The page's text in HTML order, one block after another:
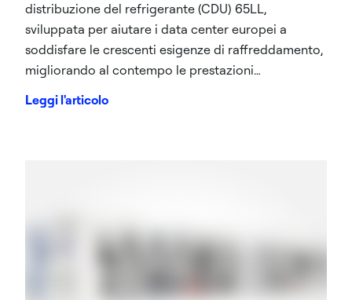
distribuzione del refrigerante (CDU) 65LL,
sviluppata per aiutare i data center europei a
soddisfare le crescenti esigenze di raffreddamento,
migliorando al contempo le prestazioni
spazio.
Leggi l'articolo